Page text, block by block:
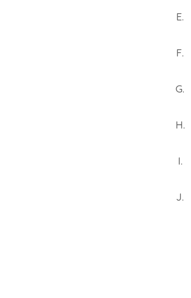
E.
F.
G.
H.
I.
J.